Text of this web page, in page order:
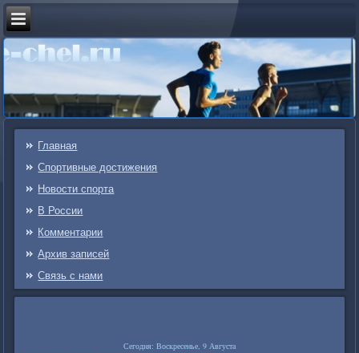
Главная
Спортивные достижения
Новости спорта
В России
Комментарии
Архив записей
Связь c нами
Сегодня: Воскресенье, 9 Августа